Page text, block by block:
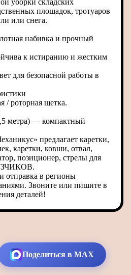
уборки складских
площадок, тротуаров
или снега.
набивка и прочный
к истиранию и жестким
для безопасной работы в
/ роторная щетка.
метра) — компактный
предлагает каретки,
каретки, ковши, отвал,
позиционер, стрелы для
отправка в регионы
Звоните или пишите в
деталей!
Поделиться в MAX